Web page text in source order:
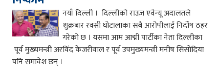
नयाँ दिल्ली । दिल्लीको राउज़ एवेन्यू अदालतले
शुक्रबार रक्सी घोटालाका सबै आरोपीलाई निर्दोष ठहर
गरेको छ । यसमा आम आद्मी पार्टीका नेता दिल्लीका
पूर्व मुख्यमन्त्री अरविंद केजरीवाल र पूर्व उपमुख्यमन्त्री मनीष सिसोदिया
पनि समावेश छन् ।